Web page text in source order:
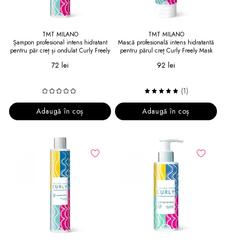
TMT MILANO
Șampon profesional intens hidratant
pentru păr creț și ondulat Curly Freely
72 lei
Adaugă în coș
TMT MILANO
Mască profesională intens hidratantă
pentru părul creț Curly Freely Mask
92 lei
(1)
Adaugă în coș